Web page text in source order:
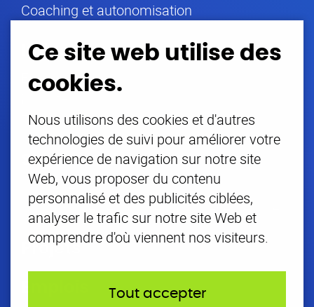
Coaching et autonomisation
Industries
Énergie
Tout le reste
Sujets tendance
Conseil en IA
Solutions de gestion des actifs énergétiques
Projets
Ce site web utilise des
cookies.
Nous utilisons des cookies et d'autres
technologies de suivi pour améliorer votre
expérience de navigation sur notre site
Web, vous proposer du contenu
personnalisé et des publicités ciblées,
analyser le trafic sur notre site Web et
comprendre d'où viennent nos visiteurs.
Tout accepter